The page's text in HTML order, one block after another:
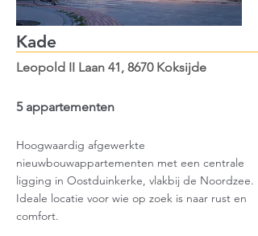
Kade
Leopold II Laan 41, 8670 Koksijde
5 appartementen
Hoogwaardig afgewerkte
nieuwbouwappartementen met een centrale
ligging in Oostduinkerke, vlakbij de Noordzee.
Ideale locatie voor wie op zoek is naar rust en
comfort.